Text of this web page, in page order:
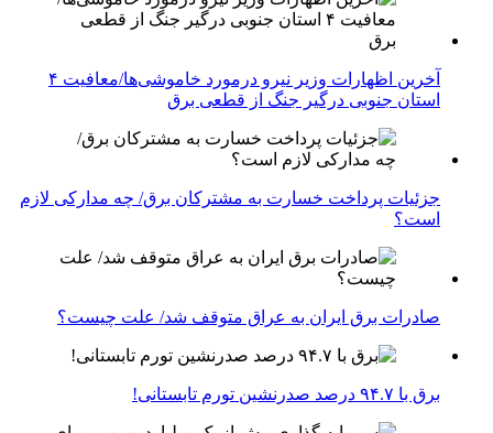
آخرین اظهارات وزیر نیرو درمورد خاموشی‌ها/معافیت ۴
استان جنوبی درگیر جنگ از قطعی برق
جزئیات پرداخت خسارت به مشترکان برق/ چه مدارکی لازم
است؟
صادرات برق ایران به عراق متوقف شد/ علت چیست؟
برق با ۹۴.۷ درصد صدرنشین تورم تابستانی!